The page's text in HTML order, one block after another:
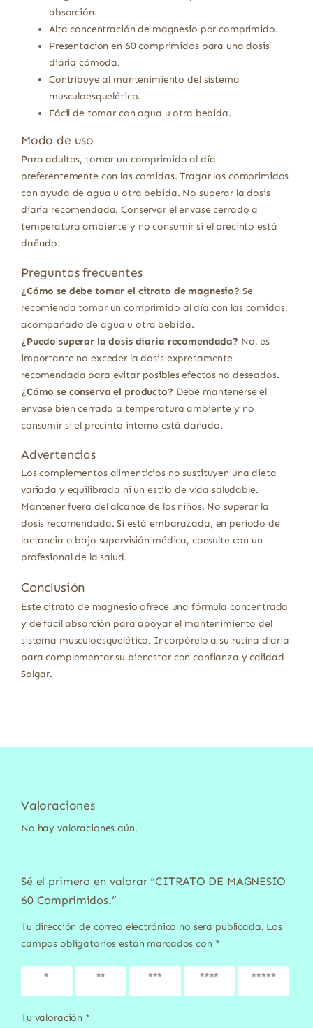
absorción.
Alta concentración de magnesio por comprimido.
Presentación en 60 comprimidos para una dosis
diaria cómoda.
Contribuye al mantenimiento del sistema
musculoesquelético.
Fácil de tomar con agua u otra bebida.
Modo de uso
Para adultos, tomar un comprimido al día
preferentemente con las comidas. Tragar los comprimidos
con ayuda de agua u otra bebida. No superar la dosis
diaria recomendada. Conservar el envase cerrado a
temperatura ambiente y no consumir si el precinto está
dañado.
Preguntas frecuentes
¿Cómo se debe tomar el citrato de magnesio? Se
recomienda tomar un comprimido al día con las comidas,
acompañado de agua u otra bebida.
¿Puedo superar la dosis diaria recomendada? No, es
importante no exceder la dosis expresamente
recomendada para evitar posibles efectos no deseados.
¿Cómo se conserva el producto? Debe mantenerse el
envase bien cerrado a temperatura ambiente y no
consumir si el precinto interno está dañado.
Advertencias
Los complementos alimenticios no sustituyen una dieta
variada y equilibrada ni un estilo de vida saludable.
Mantener fuera del alcance de los niños. No superar la
dosis recomendada. Si está embarazada, en periodo de
lactancia o bajo supervisión médica, consulte con un
profesional de la salud.
Conclusión
Este citrato de magnesio ofrece una fórmula concentrada
y de fácil absorción para apoyar el mantenimiento del
sistema musculoesquelético. Incorpórelo a su rutina diaria
para complementar su bienestar con confianza y calidad
Solgar.
Valoraciones
No hay valoraciones aún.
Sé el primero en valorar “CITRATO DE MAGNESIO
60 Comprimidos.”
Tu dirección de correo electrónico no será publicada. Los
campos obligatorios están marcados con *
1 de 5
2 de 5
3 de 5
4 de 5
5 de 5
Tu valoración *